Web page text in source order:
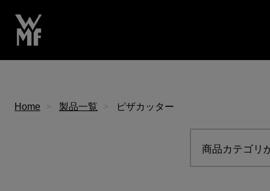
Home 製品一覧 ピザカッター
商品カテゴリ